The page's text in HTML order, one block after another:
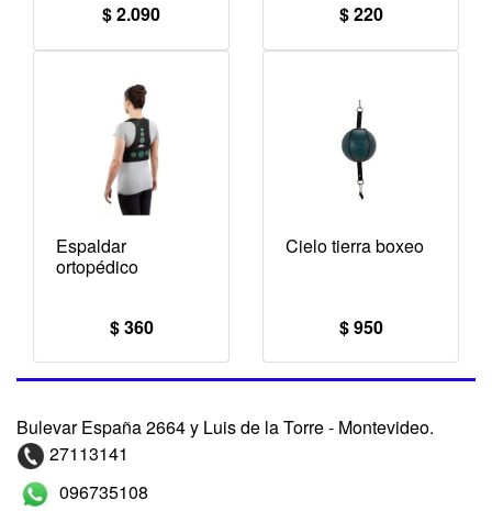
$ 2.090 $ 220
Espaldar
ortopédico
$ 360
Cielo tierra boxeo
$ 950
Bulevar España 2664 y Luis de la Torre - Montevideo.
27113141
096735108